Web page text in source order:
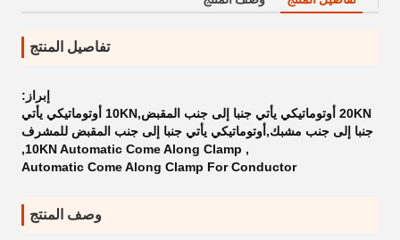
تفاصيل المنتج
إبراز:
20KN أوتوماتيكي يأتي جنبا إلى جنب المقبض,10KN أوتوماتيكي يأتي
جنبا إلى جنب مشبك,أوتوماتيكي يأتي جنبا إلى جنب المقبض للمشرف
,
10KN Automatic Come Along Clamp
,
Automatic Come Along Clamp For Conductor
وصف المنتج